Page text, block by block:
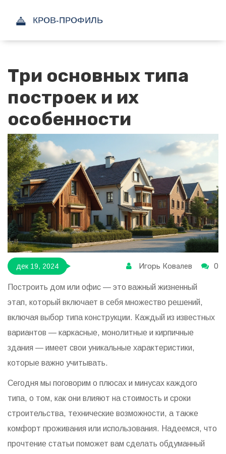
Три основных типа
построек и их
особенности
дек 19, 2024 Игорь Ковалев 0
Построить дом или офис — это важный жизненный
этап, который включает в себя множество решений,
включая выбор типа конструкции. Каждый из известных
вариантов — каркасные, монолитные и кирпичные
здания — имеет свои уникальные характеристики,
которые важно учитывать.
Сегодня мы поговорим о плюсах и минусах каждого
типа, о том, как они влияют на стоимость и сроки
строительства, технические возможности, а также
комфорт проживания или использования. Надеемся, что
прочтение статьи поможет вам сделать обдуманный